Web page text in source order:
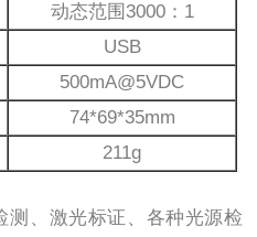
动态范围3000：1
USB
500mA@5VDC
74*69*35mm
211g
、激光标证、各种光源检